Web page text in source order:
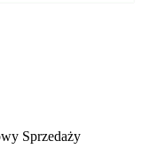
Sprzedaży